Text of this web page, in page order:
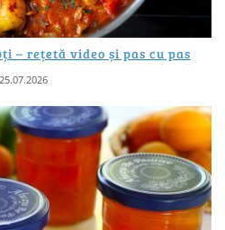
– rețetă video și pas cu pas
25.07.2026